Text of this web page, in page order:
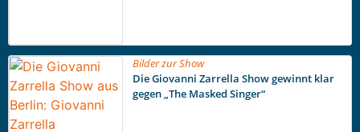
Bilder zur Show
Die Giovanni Zarrella Show gewinnt klar
gegen „The Masked Singer“